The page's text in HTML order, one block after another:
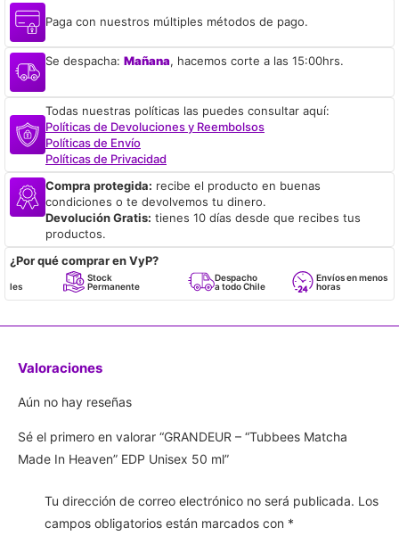
Paga con nuestros múltiples métodos de pago.
Se despacha: Mañana, hacemos corte a las 15:00hrs.
Todas nuestras políticas las puedes consultar aquí:
Políticas de Devoluciones y Reembolsos
Políticas de Envío
Políticas de Privacidad
Compra protegida: recibe el producto en buenas
condiciones o te devolvemos tu dinero.
Devolución Gratis: tienes 10 días desde que recibes tus
productos.
¿Por qué comprar en VyP?
Stock
Permanente
Despacho
a todo Chile
Envíos en menos de 24
horas
Valoraciones
Aún no hay reseñas
Sé el primero en valorar “GRANDEUR – “Tubbees Matcha
Made In Heaven” EDP Unisex 50 ml”
Tu dirección de correo electrónico no será publicada. Los
campos obligatorios están marcados con *